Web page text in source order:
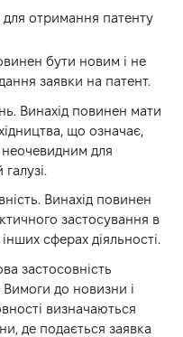
отримання патенту
бути новим і не
заявки на патент.
Винахід повинен мати
що означає,
для
галузі.
Винахід повинен
застосування в
сферах діяльності.
застосовність
Вимоги до новизни і
визначаються
де подається заявка